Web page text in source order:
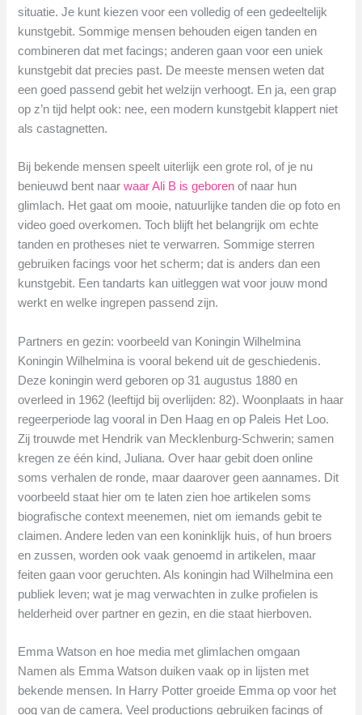
situatie. Je kunt kiezen voor een volledig of een gedeeltelijk
kunstgebit. Sommige mensen behouden eigen tanden en
combineren dat met facings; anderen gaan voor een uniek
kunstgebit dat precies past. De meeste mensen weten dat
een goed passend gebit het welzijn verhoogt. En ja, een grap
op z’n tijd helpt ook: nee, een modern kunstgebit klappert niet
als castagnetten.
Bij bekende mensen speelt uiterlijk een grote rol, of je nu
benieuwd bent naarwaar Ali B is geboren of naar hun
glimlach. Het gaat om mooie, natuurlijke tanden die op foto en
video goed overkomen. Toch blijft het belangrijk om echte
tanden en protheses niet te verwarren. Sommige sterren
gebruiken facings voor het scherm; dat is anders dan een
kunstgebit. Een tandarts kan uitleggen wat voor jouw mond
werkt en welke ingrepen passend zijn.
Partners en gezin: voorbeeld van Koningin Wilhelmina
Koningin Wilhelmina is vooral bekend uit de geschiedenis.
Deze koningin werd geboren op 31 augustus 1880 en
overleed in 1962 (leeftijd bij overlijden: 82). Woonplaats in haar
regeerperiode lag vooral in Den Haag en op Paleis Het Loo.
Zij trouwde met Hendrik van Mecklenburg-Schwerin; samen
kregen ze één kind, Juliana. Over haar gebit doen online
soms verhalen de ronde, maar daarover geen aannames. Dit
voorbeeld staat hier om te laten zien hoe artikelen soms
biografische context meenemen, niet om iemands gebit te
claimen. Andere leden van een koninklijk huis, of hun broers
en zussen, worden ook vaak genoemd in artikelen, maar
feiten gaan voor geruchten. Als koningin had Wilhelmina een
publiek leven; wat je mag verwachten in zulke profielen is
helderheid over partner en gezin, en die staat hierboven.
Emma Watson en hoe media met glimlachen omgaan
Namen als Emma Watson duiken vaak op in lijsten met
bekende mensen. In Harry Potter groeide Emma op voor het
oog van de camera. Veel productions gebruiken facings of